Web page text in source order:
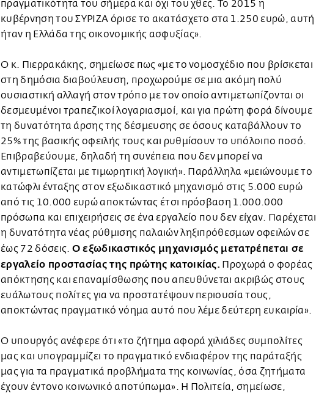
πραγματικότητα του σήμερα και όχι του χθες. Το 2015 η
κυβέρνηση του ΣΥΡΙΖΑ όρισε το ακατάσχετο στα 1.250 ευρώ, αυτή
ήταν η Ελλάδα της οικονομικής ασφυξίας».
Ο κ. Πιερρακάκης, σημείωσε πως «με το νομοσχέδιο που βρίσκεται
στη δημόσια διαβούλευση, προχωρούμε σε μια ακόμη πολύ
ουσιαστική αλλαγή στον τρόπο με τον οποίο αντιμετωπίζονται οι
δεσμευμένοι τραπεζικοί λογαριασμοί, και για πρώτη φορά δίνουμε
τη δυνατότητα άρσης της δέσμευσης σε όσους καταβάλλουν το
25% της βασικής οφειλής τους και ρυθμίσουν το υπόλοιπο ποσό.
Επιβραβεύουμε, δηλαδή τη συνέπεια που δεν μπορεί να
αντιμετωπίζεται με τιμωρητική λογική». Παράλληλα «μειώνουμε το
κατώφλι ένταξης στον εξωδικαστικό μηχανισμό στις 5.000 ευρώ
από τις 10.000 ευρώ αποκτώντας έτσι πρόσβαση 1.000.000
πρόσωπα και επιχειρήσεις σε ένα εργαλείο που δεν είχαν. Παρέχεται
η δυνατότητα νέας ρύθμισης παλαιών ληξιπρόθεσμων οφειλών σε
έως 72 δόσεις. Ο εξωδικαστικός μηχανισμός μετατρέπεται σε
εργαλείο προστασίας της πρώτης κατοικίας. Προχωρά ο φορέας
απόκτησης και επαναμίσθωσης που απευθύνεται ακριβώς στους
ευάλωτους πολίτες για να προστατέψουν περιουσία τους,
αποκτώντας πραγματικό νόημα αυτό που λέμε δεύτερη ευκαιρία».
Ο υπουργός ανέφερε ότι «το ζήτημα αφορά χιλιάδες συμπολίτες
μας και υπογραμμίζει το πραγματικό ενδιαφέρον της παράταξής
μας για τα πραγματικά προβλήματα της κοινωνίας, όσα ζητήματα
έχουν έντονο κοινωνικό αποτύπωμα». Η Πολιτεία, σημείωσε,